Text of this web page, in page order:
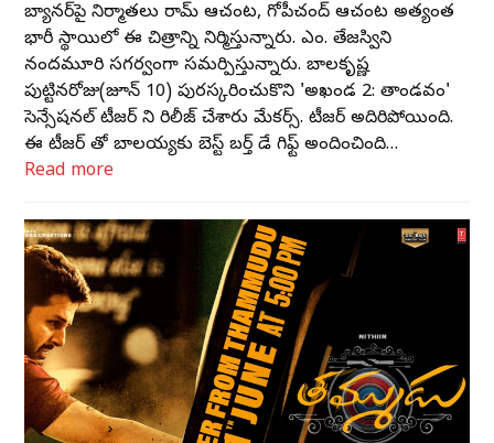
బ్యానర్‌పై నిర్మాతలు రామ్ ఆచంట, గోపీచంద్ ఆచంట అత్యంత
భారీ స్థాయిలో ఈ చిత్రాన్ని నిర్మిస్తున్నారు. ఎం. తేజస్విని
నందమూరి సగర్వంగా సమర్పిస్తున్నారు. బాలకృష్ణ
పుట్టినరోజు(జూన్ 10) పురస్కరించుకొని 'అఖండ 2: తాండవం'
సెన్సేషనల్ టీజర్ ని రిలీజ్ చేశారు మేకర్స్. టీజర్ అదిరిపోయింది.
ఈ టీజర్ తో బాలయ్యకు బెస్ట్ బర్త్ డే గిఫ్ట్ అందించింది…
Read more